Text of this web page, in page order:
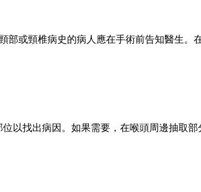
部或頸椎病史的病人應在手術前告知醫生。
以找出病因。如果需要，在喉頭周邊抽取